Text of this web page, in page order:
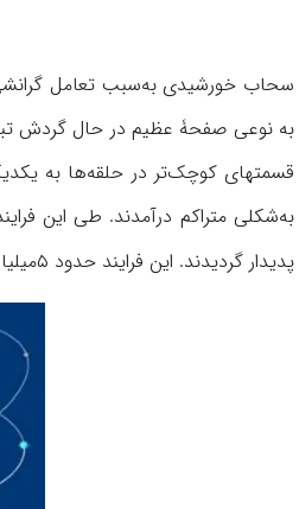
سحاب خورشیدی به‌سبب تعامل
به نوعی صفحۀ عظیم در حال گردش
قسمتهای کوچک‌تر در حلقه‌ها به
به‌شکلی متراکم درآمدند. طی این
پدیدار گردیدند. این فرایند حدود ۵میلیارد سال به طول انجامید (تارباک، ساتن، همانجاها؛ نیز تامپسن،